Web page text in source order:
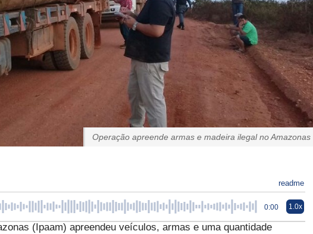
Operação apreende armas e madeira ilegal no Amazonas
readme
0:00 1.0x
(Ipaam) apreendeu veículos, armas e uma quantidade